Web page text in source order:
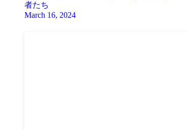
者たち
March 16, 2024